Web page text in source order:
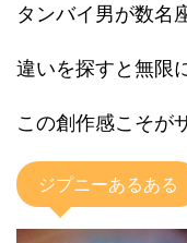
タンバイ男が数名
違いを探すと無限
この創作感こそが
ジプニーあるある